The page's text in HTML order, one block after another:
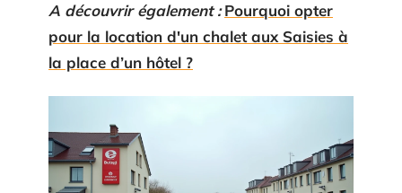
A découvrir également : Pourquoi opter
pour la location d'un chalet aux Saisies à
la place d’un hôtel ?